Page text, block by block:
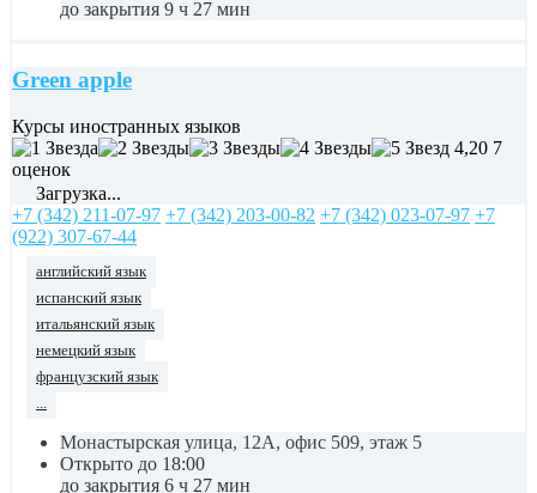
до закрытия 9 ч 27 мин
Green apple
Курсы иностранных языков
4,20 7
оценок
Загрузка...
+7 (342) 211-07-97 +7 (342) 203-00-82 +7 (342) 023-07-97 +7
(922) 307-67-44
английский язык
испанский язык
итальянский язык
немецкий язык
французский язык
Монастырская улица, 12А, офис 509, этаж 5
Открыто до 18:00
до закрытия 6 ч 27 мин